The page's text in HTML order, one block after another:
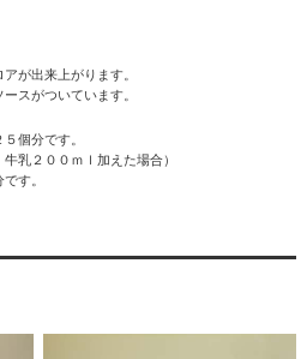
が出来上がります。
スがついています。
個分です。
乳２００ｍｌ加えた場合）
す。